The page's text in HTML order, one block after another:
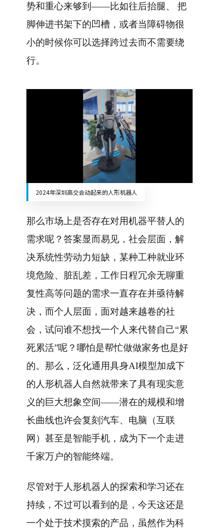
势和重心来够到——比如往后抬腿、 把
脚伸进书架下的凹槽，或者当障碍物很
小的时候你可以选择跨过去而不需要绕
行。
2024年深圳高交会动起来的人形机器人
那么市场上是否存在对用机器平替人的
需求呢？答案显而易见，社会层面，解
决系统性劳动力短缺，某种工种就业环
境危险、脏乱差，工作日程冗余无聊重
复性高等问题的需求一直存在并亟待解
决，而个人层面，面对越来越卷的社
会，试问谁不想找一个人来代替自己“累
死累活”呢？哪怕是帮忙做做家务也是好
的。那么，泛化通用具身AI模型加成下
的人形机器人自然就带来了具有现实意
义的巨大想象空间——潜在的规模和增
长曲线也许会复刻汽车、电脑（互联
网）甚至是智能手机，成为下一个走进
千家万户的智能终端。
尽管对于人形机器人的探索和学习还在
持续，不过可以看到的是，今天这还是
一个处于技术摸索的产品，虽然作为科